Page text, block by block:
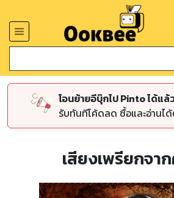
โอนย้ายอีบุ๊กไป Pinto ได้แล้
รับทันทีโค้ดลด ซื้อและอ่านไ
เสียงเพรียกจา